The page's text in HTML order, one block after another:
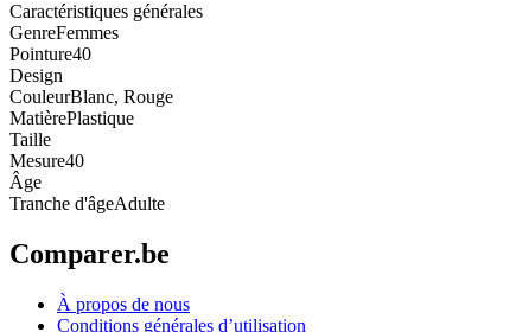
Caractéristiques générales
GenreFemmes
Pointure40
Design
CouleurBlanc, Rouge
MatièrePlastique
Taille
Mesure40
Âge
Tranche d'âgeAdulte
Comparer.be
À propos de nous
Conditions générales d’utilisation